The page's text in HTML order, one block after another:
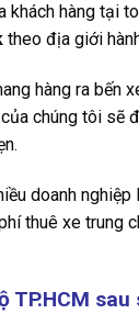
khách hàng tại
theo địa giới
hàng ra bến
chúng tôi sẽ
doanh nghiệp
thuê xe trung
TP.HCM sau